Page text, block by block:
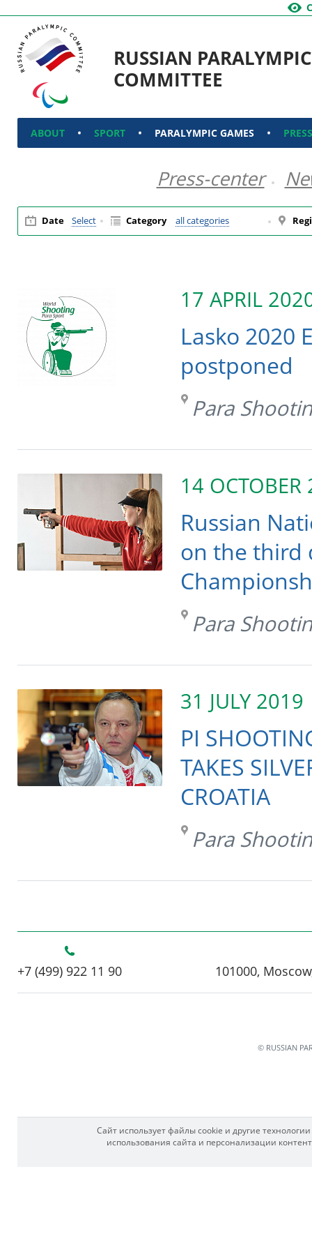
RUSSIAN PARALYMPIC
COMMITTEE
ABOUT SPORT PARALYMPIC GAMES
Press-center
Date Select Category all categories
17 APRIL
Lasko 2020
postponed
Para
14 OCTOBER
Russian
on the third
Para
31 JULY 2019
PI
TAKES
CROATIA
Para
+7 (499) 922 11 90 101000,
© RUSSIAN
Сайт использует файлы cookie и другие
использования сайта и персонализации